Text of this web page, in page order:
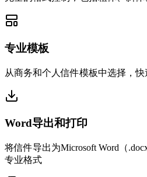
专业模板
从商务和个人信件模板中选择，
Word导出和打印
将信件导出为Microsoft Word（
专业格式